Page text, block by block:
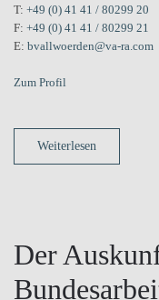
T: +49 (0) 41 41 / 80299 20
F: +49 (0) 41 41 / 80299 21
E: bvallwoerden@va-ra.com
Zum Profil
Weiterlesen
Der